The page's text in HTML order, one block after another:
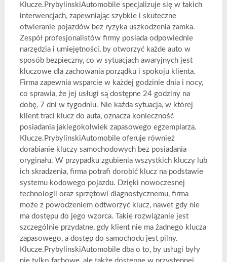
Klucze.PrybylinskiAutomobile specjalizuje się w takich
interwencjach, zapewniając szybkie i skuteczne
otwieranie pojazdów bez ryzyka uszkodzenia zamka.
Zespół profesjonalistów firmy posiada odpowiednie
narzędzia i umiejętności, by otworzyć każde auto w
sposób bezpieczny, co w sytuacjach awaryjnych jest
kluczowe dla zachowania porządku i spokoju klienta.
Firma zapewnia wsparcie w każdej godzinie dnia i nocy,
co sprawia, że jej usługi są dostępne 24 godziny na
dobę, 7 dni w tygodniu. Nie każda sytuacja, w której
klient traci klucz do auta, oznacza konieczność
posiadania jakiegokolwiek zapasowego egzemplarza.
Klucze.PrybylinskiAutomobile oferuje również
dorabianie kluczy samochodowych bez posiadania
oryginału. W przypadku zgubienia wszystkich kluczy lub
ich skradzenia, firma potrafi dorobić klucz na podstawie
systemu kodowego pojazdu. Dzięki nowoczesnej
technologii oraz sprzętowi diagnostycznemu, firma
może z powodzeniem odtworzyć klucz, nawet gdy nie
ma dostępu do jego wzorca. Takie rozwiązanie jest
szczególnie przydatne, gdy klient nie ma żadnego klucza
zapasowego, a dostęp do samochodu jest pilny.
Klucze.PrybylinskiAutomobile dba o to, by usługi były